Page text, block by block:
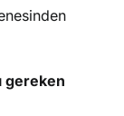
gereken